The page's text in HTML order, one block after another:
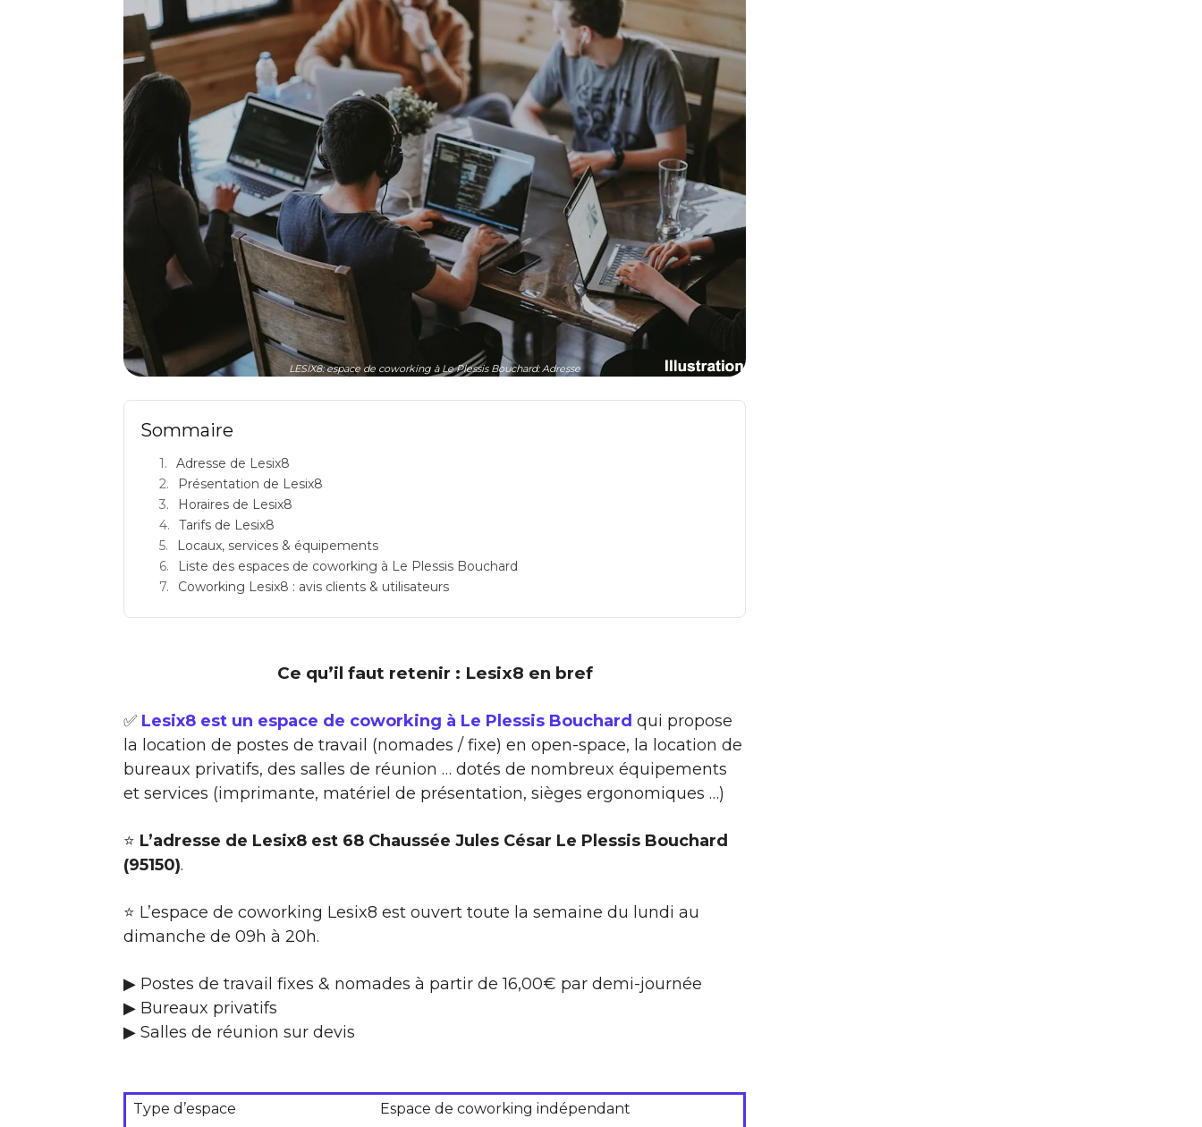
LESIX8: espace de coworking à Le Plessis Bouchard: Adresse
Sommaire
Adresse de Lesix8
Présentation de Lesix8
Horaires de Lesix8
Tarifs de Lesix8
Locaux, services & équipements
Liste des espaces de coworking à Le Plessis Bouchard
Coworking Lesix8 : avis clients & utilisateurs
Ce qu’il faut retenir : Lesix8 en bref
✅ Lesix8 est un espace de coworking à Le Plessis Bouchard qui propose
la location de postes de travail (nomades / fixe) en open-space, la location de
bureaux privatifs, des salles de réunion … dotés de nombreux équipements
et services (imprimante, matériel de présentation, sièges ergonomiques …)
⭐ L’adresse de Lesix8 est 68 Chaussée Jules César Le Plessis Bouchard
(95150).
⭐ L’espace de coworking Lesix8 est ouvert toute la semaine du lundi au
dimanche de 09h à 20h.
▶ Postes de travail fixes & nomades à partir de 16,00€ par demi-journée
▶ Bureaux privatifs
▶ Salles de réunion sur devis
Type d’espace Espace de coworking indépendant